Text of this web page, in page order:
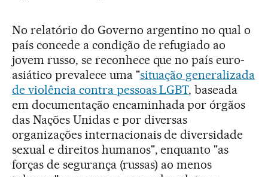
No relatório do Governo argentino no qual o
país concede a condição de refugiado ao
jovem russo, se reconhece que no país euro-
asiático prevalece uma "situação generalizada
de violência contra pessoas LGBT, baseada
em documentação encaminhada por órgãos
das Nações Unidas e por diversas
organizações internacionais de diversidade
sexual e direitos humanos", enquanto "as
forças de segurança (russas) ao menos